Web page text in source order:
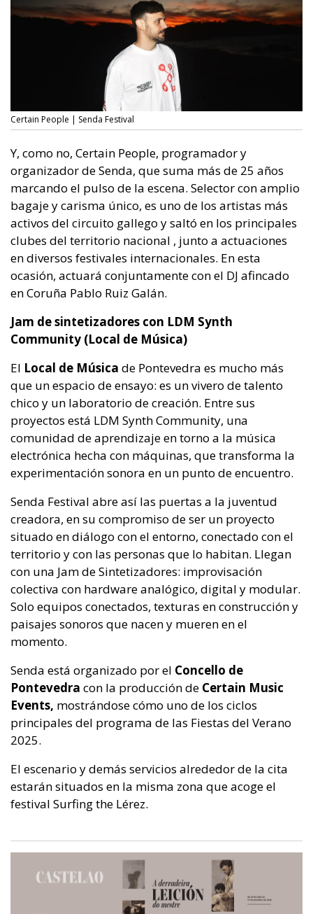
Certain People | Senda Festival
Y, como no, Certain People, programador y
organizador de Senda, que suma más de 25 años
marcando el pulso de la escena. Selector con amplio
bagaje y carisma único, es uno de los artistas más
activos del circuito gallego y saltó en los principales
clubes del territorio nacional , junto a actuaciones
en diversos festivales internacionales. En esta
ocasión, actuará conjuntamente con el DJ afincado
en Coruña Pablo Ruiz Galán.
Jam de sintetizadores con LDM Synth
Community (Local de Música)
El Local de Música de Pontevedra es mucho más
que un espacio de ensayo: es un vivero de talento
chico y un laboratorio de creación. Entre sus
proyectos está LDM Synth Community, una
comunidad de aprendizaje en torno a la música
electrónica hecha con máquinas, que transforma la
experimentación sonora en un punto de encuentro.
Senda Festival abre así las puertas a la juventud
creadora, en su compromiso de ser un proyecto
situado en diálogo con el entorno, conectado con el
territorio y con las personas que lo habitan. Llegan
con una Jam de Sintetizadores: improvisación
colectiva con hardware analógico, digital y modular.
Solo equipos conectados, texturas en construcción y
paisajes sonoros que nacen y mueren en el
momento.
Senda está organizado por el Concello de
Pontevedra con la producción de Certain Music
Events, mostrándose cómo uno de los ciclos
principales del programa de las Fiestas del Verano
2025.
El escenario y demás servicios alrededor de la cita
estarán situados en la misma zona que acoge el
festival Surfing the Lérez.